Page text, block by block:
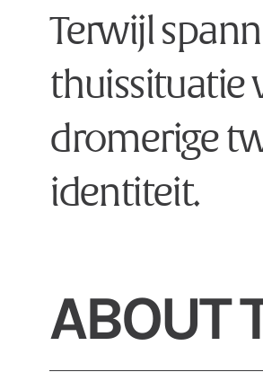
Terwijl
thuissituatie
dromerige
identiteit.
ABOUT